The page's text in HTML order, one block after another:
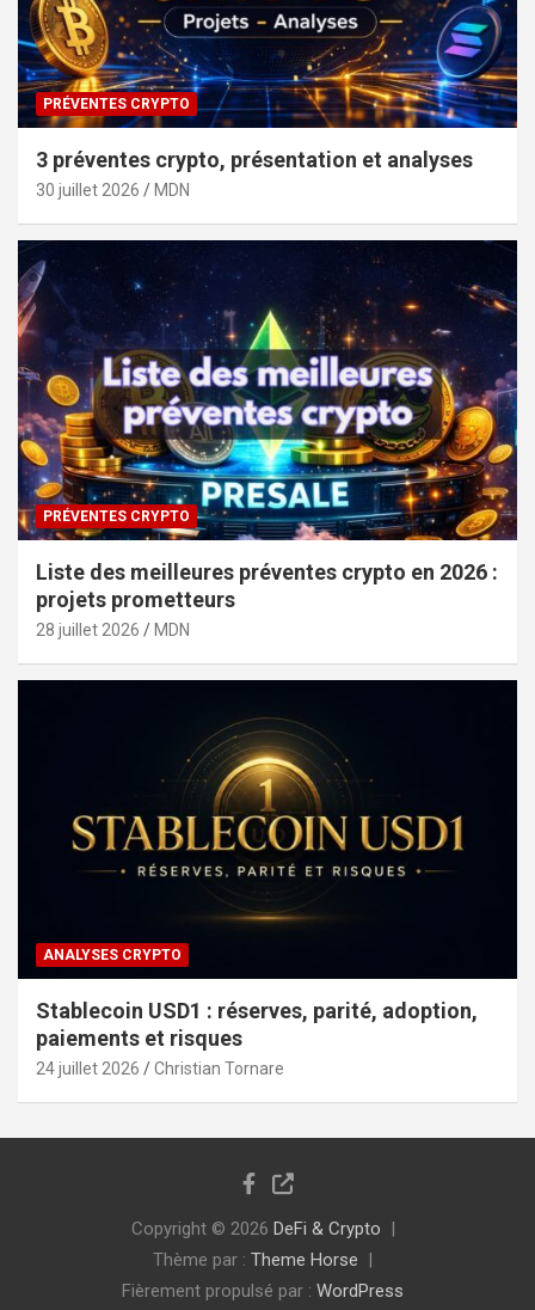
PRÉVENTES CRYPTO
3 préventes crypto, présentation et analyses
30 juillet 2026 MDN
PRÉVENTES CRYPTO
Liste des meilleures préventes crypto en 2026 :
projets prometteurs
28 juillet 2026 MDN
ANALYSES CRYPTO
Stablecoin USD1 : réserves, parité, adoption,
paiements et risques
24 juillet 2026 Christian Tornare
Copyright © 2026 DeFi & Crypto
Thème par : Theme Horse
Fièrement propulsé par : WordPress